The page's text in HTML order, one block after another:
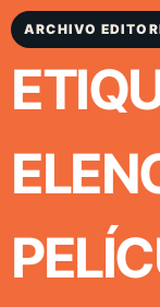
ARCHIVO